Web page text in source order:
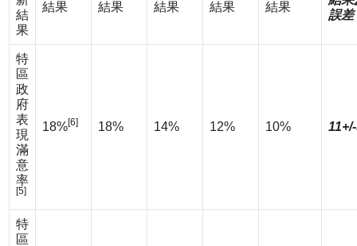
結
果
結果 結果 結果 結果 結果
誤差
特
區
政
府
表
現
滿
意
率
[5]
18%[6] 18% 14% 12% 10%
特
區